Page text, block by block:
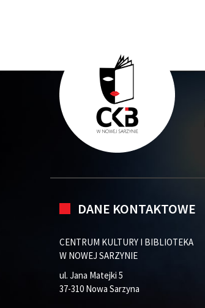
DANE KONTAKTOWE
CENTRUM KULTURY I BIBLIOTEKA
W NOWEJ SARZYNIE
ul. Jana Matejki 5
37-310 Nowa Sarzyna